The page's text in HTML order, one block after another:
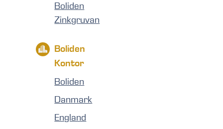
Boliden
Zinkgruvan
Boliden
Kontor
Boliden
Danmark
England